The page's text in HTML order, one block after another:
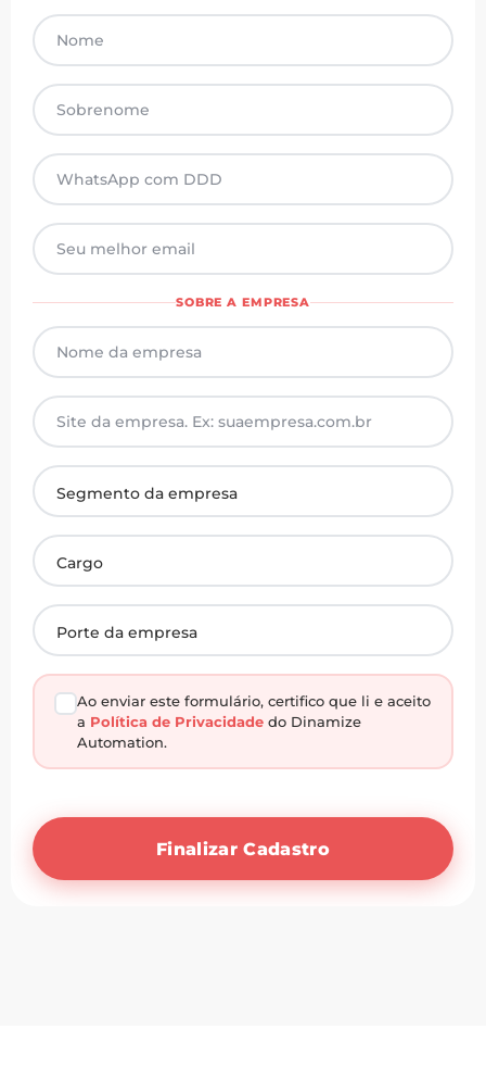
SOBRE A EMPRESA
Ao enviar este formulário, certifico que li e aceito
a Política de Privacidade do Dinamize
Automation.
Finalizar Cadastro